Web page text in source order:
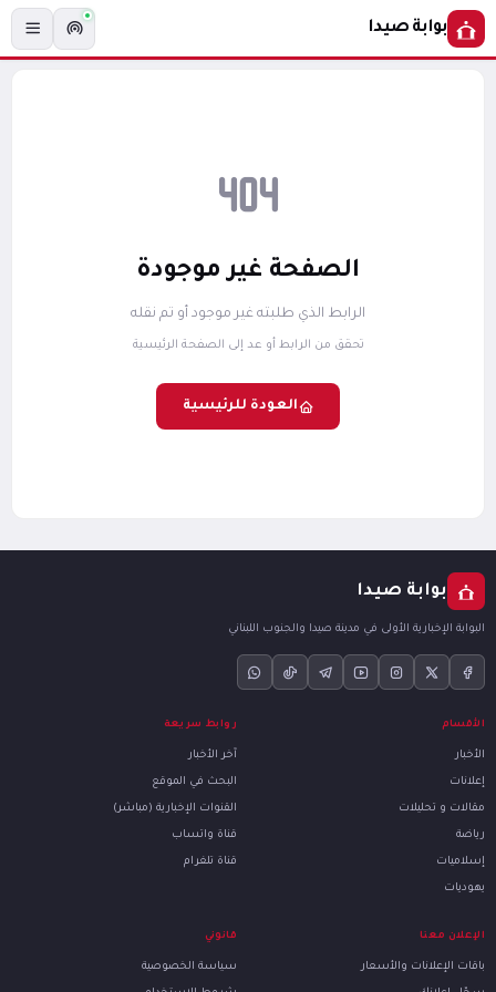
بوابة صيدا
الصفحة غير موجودة
الرابط الذي طلبته غير موجود أو تم نقله
تحقق من الرابط أو عد إلى الصفحة الرئيسية
العودة للرئيسية
بوابة صيدا
البوابة الإخبارية الأولى في مدينة صيدا والجنوب اللبناني
الأقسام
الأخبار
إعلانات
مقالات و تحليلات
رياضة
إسلاميات
يهوديات
روابط سريعة
آخر الأخبار
البحث في الموقع
القنوات الإخبارية (مباشر)
قناة واتساب
قناة تلغرام
الإعلان معنا
باقات الإعلانات والأسعار
قانوني
سياسة الخصوصية